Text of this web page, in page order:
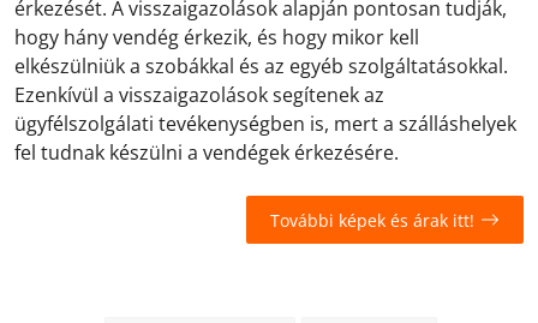
érkezését. A visszaigazolások alapján pontosan tudják,
hogy hány vendég érkezik, és hogy mikor kell
elkészülniük a szobákkal és az egyéb szolgáltatásokkal.
Ezenkívül a visszaigazolások segítenek az
ügyfélszolgálati tevékenységben is, mert a szálláshelyek
fel tudnak készülni a vendégek érkezésére.
További képek és árak itt!